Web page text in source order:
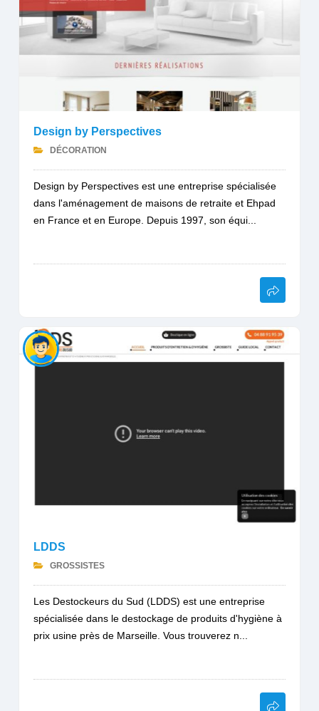
Design by Perspectives
DÉCORATION
Design by Perspectives est une entreprise spécialisée
dans l'aménagement de maisons de retraite et Ehpad
en France et en Europe. Depuis 1997, son équi...
LDDS
GROSSISTES
Les Destockeurs du Sud (LDDS) est une entreprise
spécialisée dans le destockage de produits d'hygiène à
prix usine près de Marseille. Vous trouverez n...